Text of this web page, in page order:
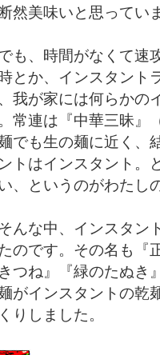
然美味いと思ってい
も、時間がなくて速
とか、インスタント
我が家には何らかの
常連は『中華三昧』
でも生の麺に近く、
トはインスタント。
、というのがわたし
んな中、インスタン
のです。その名も『
つね』『緑のたぬき
がインスタントの乾
りしました。